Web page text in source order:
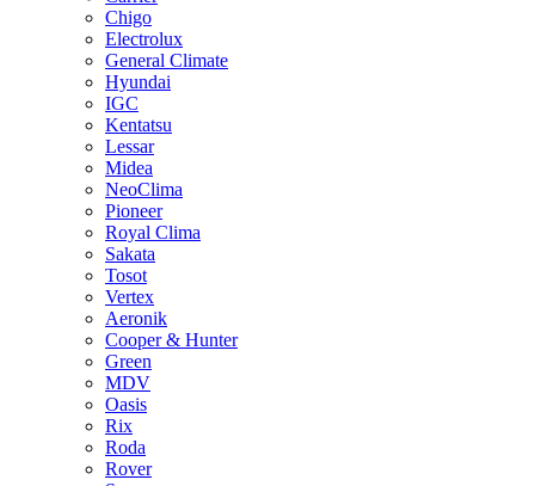
Chigo
Electrolux
General Climate
Hyundai
IGC
Kentatsu
Lessar
Midea
NeoClima
Pioneer
Royal Clima
Sakata
Tosot
Vertex
Aeronik
Cooper & Hunter
Green
MDV
Oasis
Rix
Roda
Rover